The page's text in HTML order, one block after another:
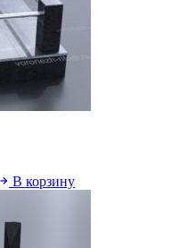
В корзину